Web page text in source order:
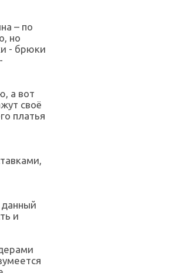
– по
но
- брюки
а вот
своё
платья
и